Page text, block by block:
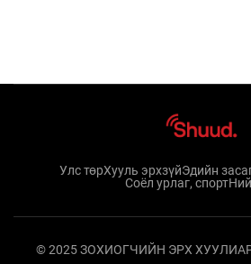
Улс төрХууль эрхзүйЭдийн
Соёл урлаг, спорт
© 2025 ЗОХИОГЧИЙН ЭРХ